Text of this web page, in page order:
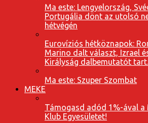
Ma este: Lengyelország,
Portugália dönt az utolsó
hétvégén
Eurovíziós hétköznapok:
Marino dalt választ, Izrael
Királyság dalbemutatót
Ma este: Szuper Szombat
MEKE
Támogasd adód 1%-ával a
Klub Egyesületet!